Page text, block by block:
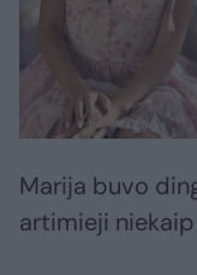
Marija buvo
artimieji